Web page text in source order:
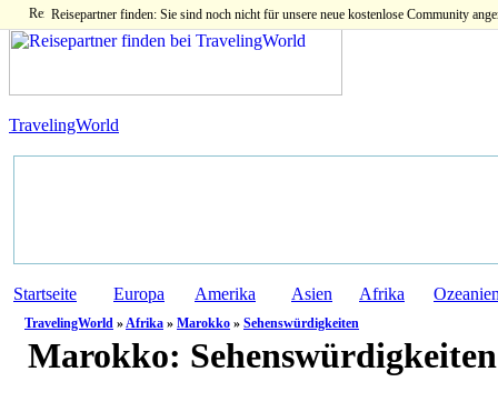
Reisepartner finden: Sie sind noch nicht für unsere neue kostenlose Community
TravelingWorld
Startseite Europa Amerika Asien Afrika
TravelingWorld »Afrika » Marokko » Sehenswürdigkeiten
Marokko: Sehenswürdigkeiten